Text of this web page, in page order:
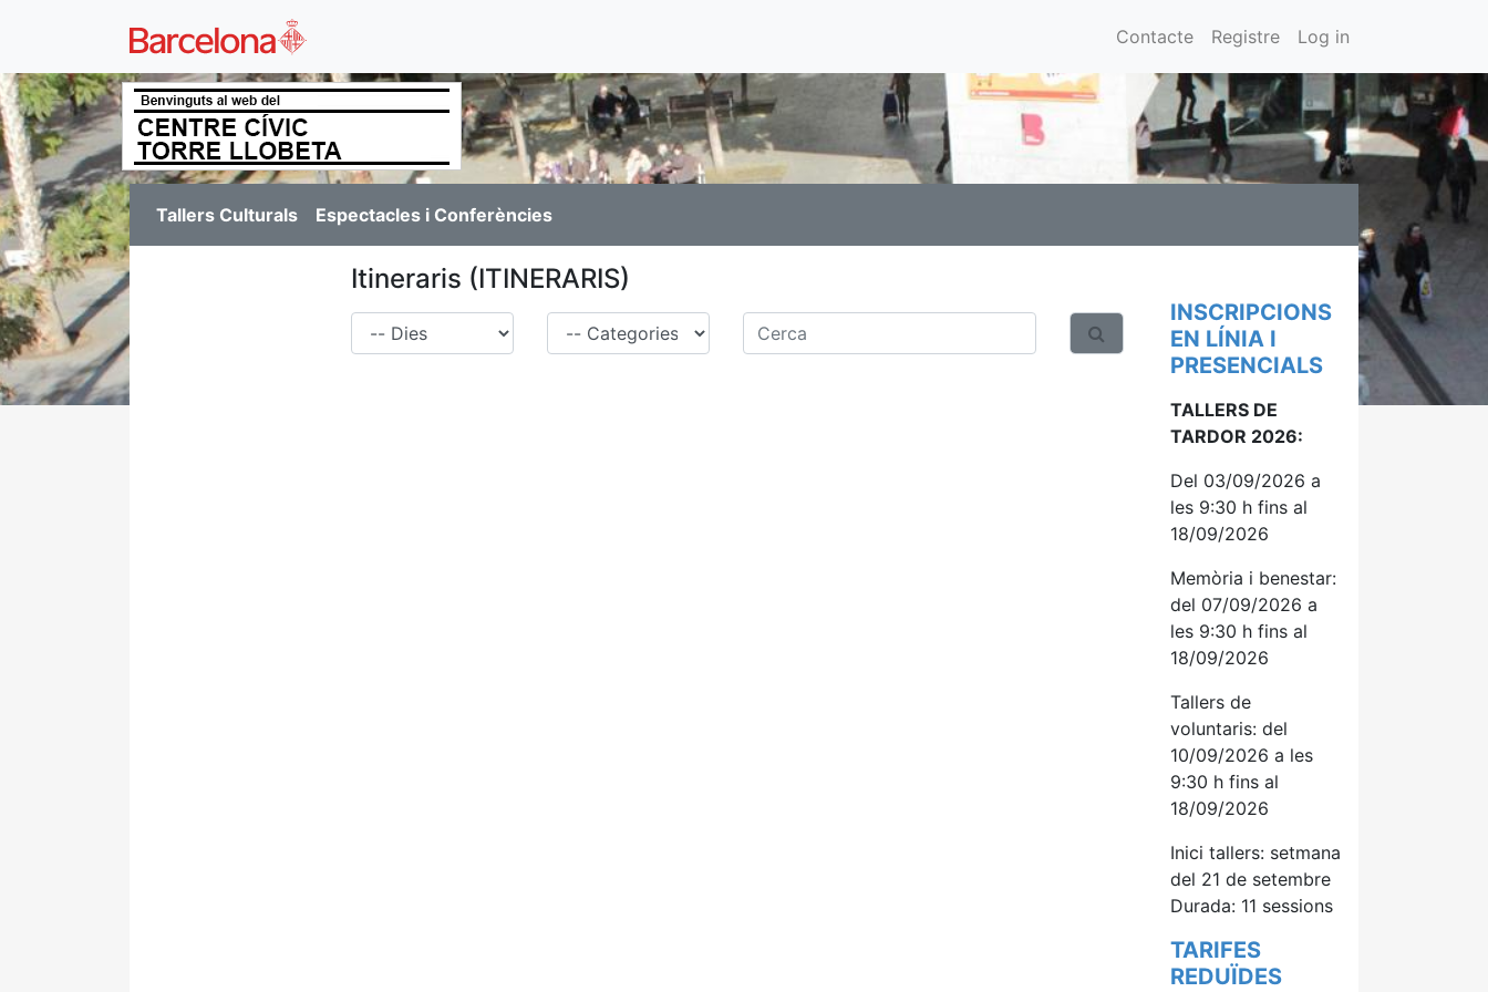
Contacte Registre Log in
Tallers Culturals Espectacles i Conferències
Itineraris (ITINERARIS)
Cerca
INSCRIPCIONS
EN LÍNIA I
PRESENCIALS
TALLERS DE
TARDOR 2026:
Del 03/09/2026 a
les 9:30 h fins al
18/09/2026
Memòria i benestar:
del 07/09/2026 a
les 9:30 h fins al
18/09/2026
Tallers de
voluntaris: del
10/09/2026 a les
9:30 h fins al
18/09/2026
Inici tallers: setmana
del 21 de setembre
Durada: 11 sessions
TARIFES
REDUÏDES